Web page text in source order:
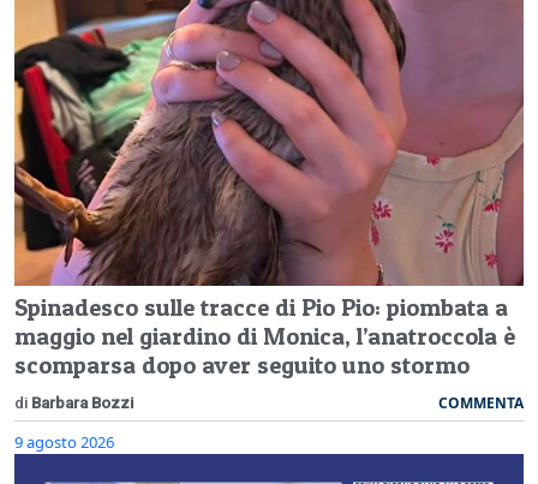
Spinadesco sulle tracce di Pio Pio: piombata a
maggio nel giardino di Monica, l’anatroccola è
scomparsa dopo aver seguito uno stormo
di Barbara Bozzi COMMENTA
9 agosto 2026